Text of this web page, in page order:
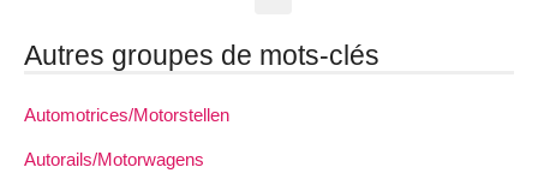
Autres groupes de mots-clés
Automotrices/Motorstellen
Autorails/Motorwagens